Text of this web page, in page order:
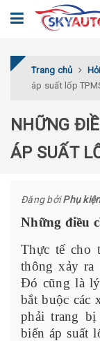
Trang chủ
áp suất lốp
NHỮNG
ÁP SUẤT
Đăng bởiPhụ
Những điều
Thực tế cho
thông xảy ra
Đó cũng là
bắt buộc các
phải trang bị
biến áp suất